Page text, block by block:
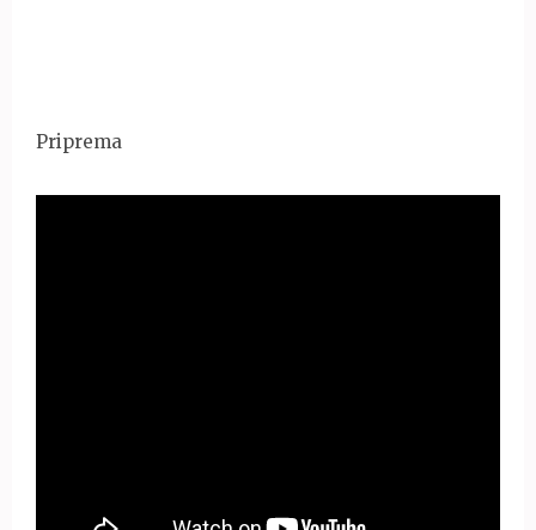
Priprema